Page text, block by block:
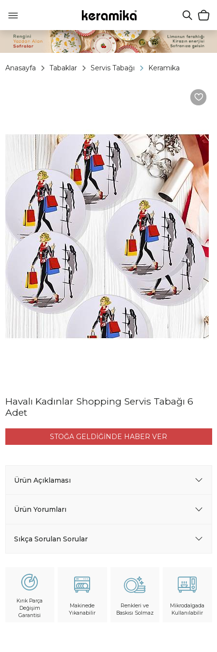
Anasayfa Tabaklar Servis Tabağı Keramika
Havalı Kadınlar Shopping Servis Tabağı 6
Adet
STOĞA GELDİĞİNDE HABER VER
Ürün Açıklaması
Ürün Yorumları
Sıkça Sorulan Sorular
Kırık Parça
Değişim
Garantisi
Makinede
Yıkanabilir
Renkleri ve
Baskısı Solmaz
Mikrodalgada
Kullanılabilir